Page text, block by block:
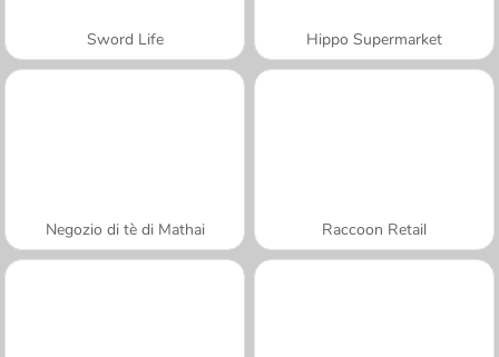
Sword Life Hippo Supermarket
Negozio di tè di Mathai Raccoon Retail